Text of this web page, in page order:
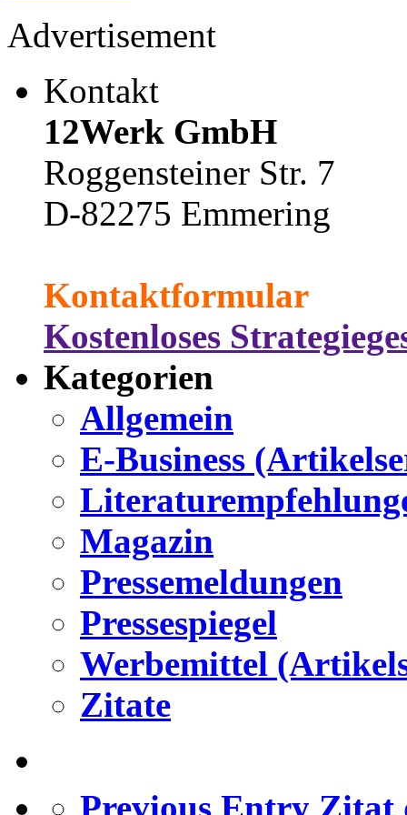
Advertisement
Kontakt
12Werk GmbH
Roggensteiner Str. 7
D-82275 Emmering
Kontaktformular
Kostenloses
Kategorien
Allgemein
E-Business
Magazin
Pressemeldungen
Pressespiegel
Werbemittel
Zitate
Previous Entry Zitat